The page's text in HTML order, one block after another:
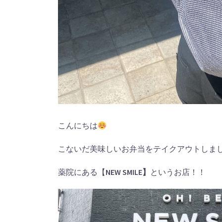
こんにちは
こないだ美味しいお弁当をテイクアウトしま
薬院にある【NEW SMILE】 というお店！！